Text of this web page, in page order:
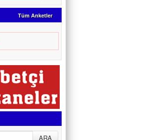
Tüm Anketler